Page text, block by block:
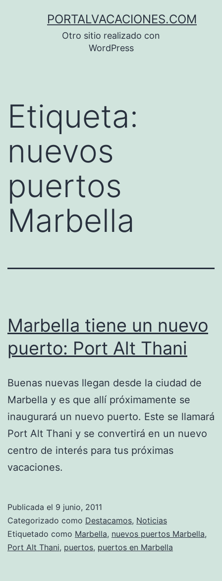
PORTALVACACIONES.COM
Otro sitio realizado con
WordPress
Etiqueta:
nuevos
puertos
Marbella
Marbella tiene un nuevo
puerto: Port Alt Thani
Buenas nuevas llegan desde la ciudad de
Marbella y es que allí próximamente se
inaugurará un nuevo puerto. Este se llamará
Port Alt Thani y se convertirá en un nuevo
centro de interés para tus próximas
vacaciones.
Publicada el 9 junio, 2011
Categorizado como Destacamos, Noticias
Etiquetado como Marbella, nuevos puertos Marbella,
Port Alt Thani, puertos, puertos en Marbella